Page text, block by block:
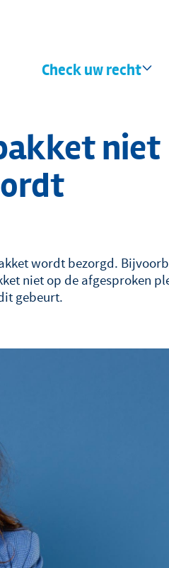
Check uw recht
niet
wordt bezorgd.
niet op de afgesproken
gebeurt.